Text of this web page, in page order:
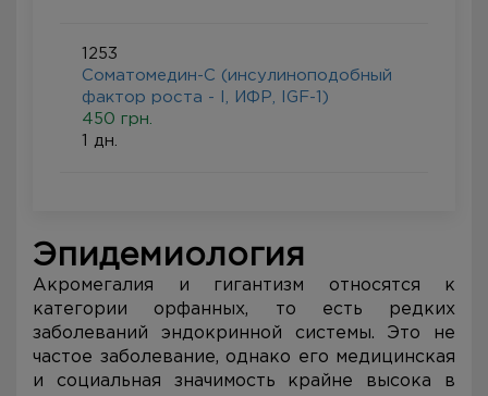
1253
Соматомедин-С (инсулиноподобный
фактор роста - I, ИФР, IGF-1)
450 грн.
1 дн.
Эпидемиология
Акромегалия и гигантизм относятся к
категории орфанных, то есть редких
заболеваний эндокринной системы. Это не
частое заболевание, однако его медицинская
и социальная значимость крайне высока в